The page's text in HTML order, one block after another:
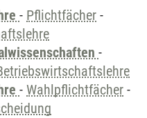
- Pflichtfächer -
-
- Wahlpflichtfächer -